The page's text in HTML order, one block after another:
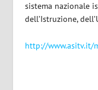
sistema nazionale
dell’Istruzione,
http://www.asitv.it/